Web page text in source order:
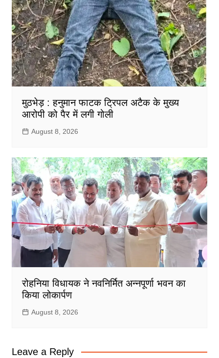
मुठभेड़ : हनुमान फाटक ट्रिपल अटैक के मुख्य
आरोपी को पैर में लगी गोली
August 8, 2026
रोहनिया विधायक ने नवनिर्मित अन्नपूर्णा भवन का
किया लोकार्पण
August 8, 2026
Leave a Reply